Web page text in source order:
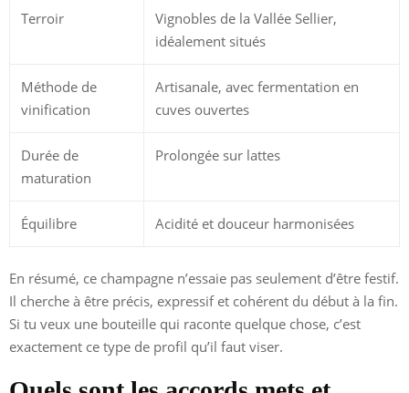
Terroir
Vignobles de la Vallée Sellier,
idéalement situés
Méthode de
vinification
Artisanale, avec fermentation en
cuves ouvertes
Durée de
maturation
Prolongée sur lattes
Équilibre Acidité et douceur harmonisées
En résumé, ce champagne n’essaie pas seulement d’être festif.
Il cherche à être précis, expressif et cohérent du début à la fin.
Si tu veux une bouteille qui raconte quelque chose, c’est
exactement ce type de profil qu’il faut viser.